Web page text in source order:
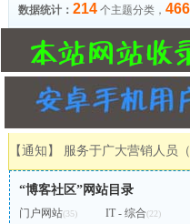
数据统计： 214 个主题分类，
【通知】 服务于广大营销人员
“博客社区”网站目录
门户网站(35) IT - 综合(22)